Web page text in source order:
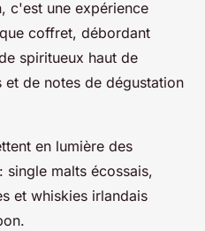
c'est une expérience
coffret, débordant
spiritueux haut de
de notes de dégustation
en lumière des
: single malts écossais,
et whiskies irlandais